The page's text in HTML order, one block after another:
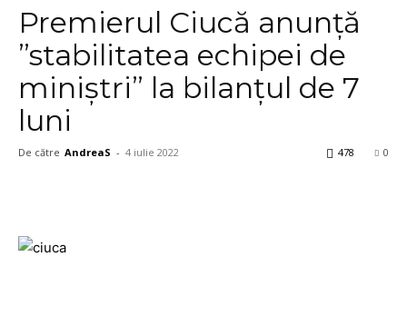
Premierul Ciucă anunță
”stabilitatea echipei de
miniștri” la bilanțul de 7
luni
De către AndreaS - 4 iulie 2022 0
478